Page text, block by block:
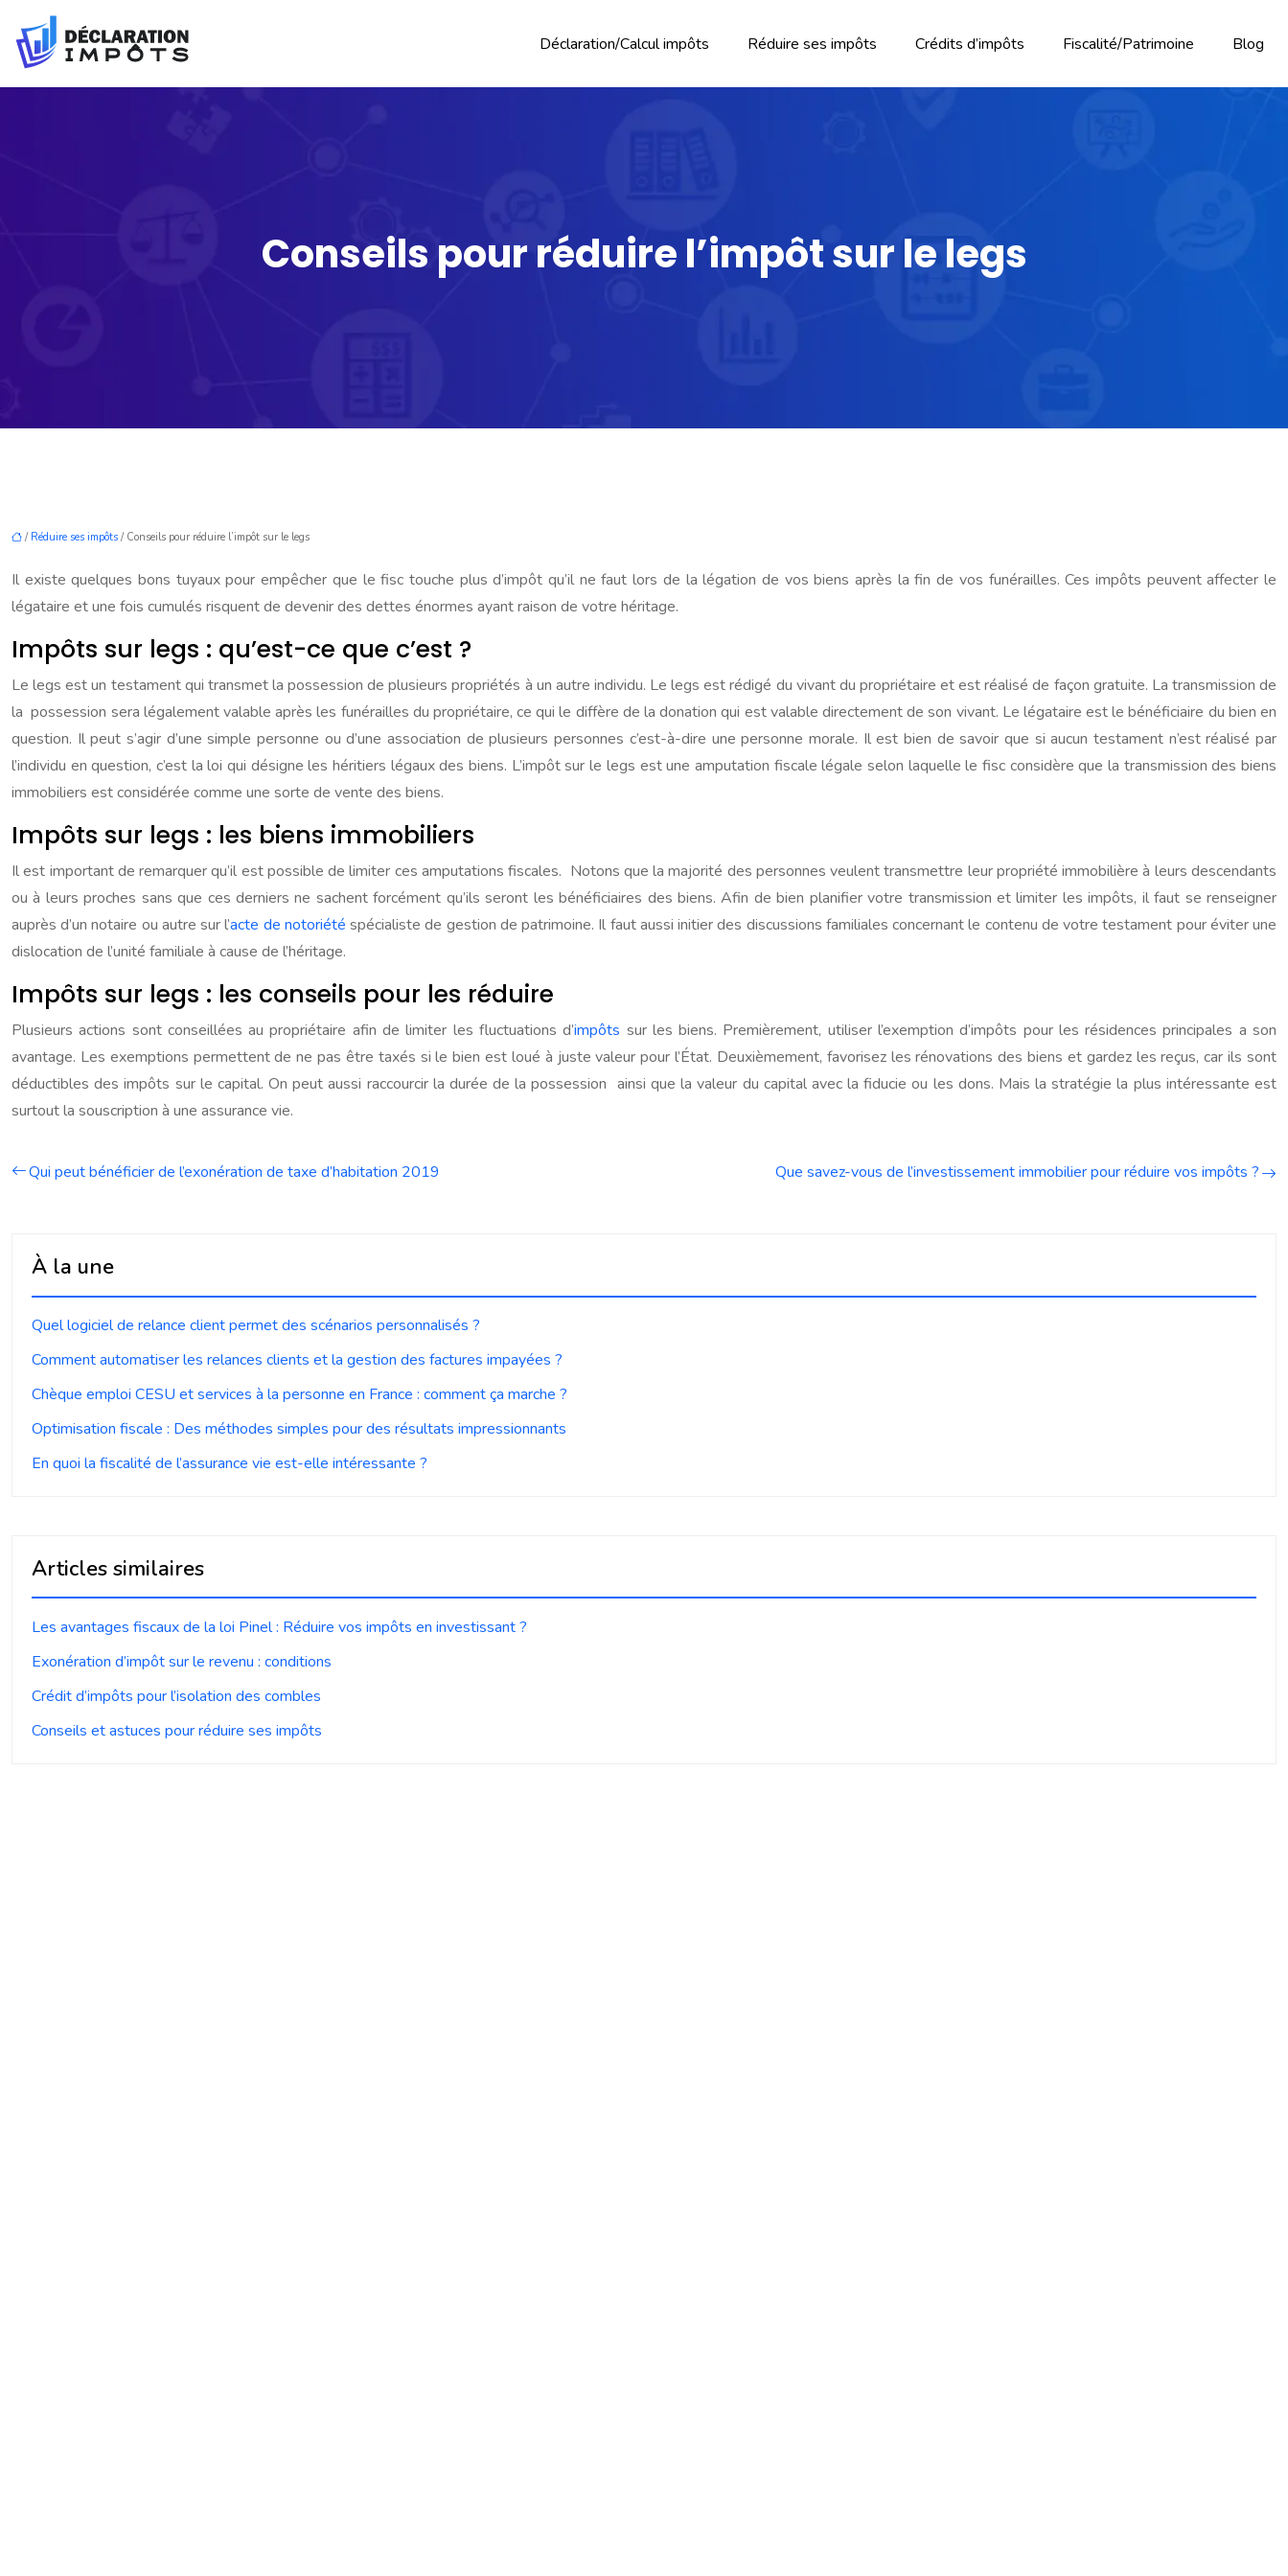
Déclaration/Calcul impôts Réduire ses impôts Crédits d’impôts Fiscalité/Patrimoine Blog
Conseils pour réduire l’impôt sur le legs
/ Réduire ses impôts / Conseils pour réduire l’impôt sur le legs
Il existe quelques bons tuyaux pour empêcher que le fisc touche plus d’impôt qu’il ne faut lors de la légation de vos biens après la fin de vos funérailles. Ces impôts peuvent affecter le
légataire et une fois cumulés risquent de devenir des dettes énormes ayant raison de votre héritage.
Impôts sur legs : qu’est-ce que c’est ?
Le legs est un testament qui transmet la possession de plusieurs propriétés à un autre individu. Le legs est rédigé du vivant du propriétaire et est réalisé de façon gratuite. La transmission de
la possession sera légalement valable après les funérailles du propriétaire, ce qui le diffère de la donation qui est valable directement de son vivant. Le légataire est le bénéficiaire du bien en
question. Il peut s’agir d’une simple personne ou d’une association de plusieurs personnes c’est-à-dire une personne morale. Il est bien de savoir que si aucun testament n’est réalisé par
l’individu en question, c’est la loi qui désigne les héritiers légaux des biens. L’impôt sur le legs est une amputation fiscale légale selon laquelle le fisc considère que la transmission des biens
immobiliers est considérée comme une sorte de vente des biens.
Impôts sur legs : les biens immobiliers
Il est important de remarquer qu’il est possible de limiter ces amputations fiscales. Notons que la majorité des personnes veulent transmettre leur propriété immobilière à leurs descendants
ou à leurs proches sans que ces derniers ne sachent forcément qu’ils seront les bénéficiaires des biens. Afin de bien planifier votre transmission et limiter les impôts, il faut se renseigner
auprès d’un notaire ou autre sur l’acte de notoriété spécialiste de gestion de patrimoine. Il faut aussi initier des discussions familiales concernant le contenu de votre testament pour éviter une
dislocation de l’unité familiale à cause de l’héritage.
Impôts sur legs : les conseils pour les réduire
Plusieurs actions sont conseillées au propriétaire afin de limiter les fluctuations d’impôts sur les biens. Premièrement, utiliser l’exemption d’impôts pour les résidences principales a son
avantage. Les exemptions permettent de ne pas être taxés si le bien est loué à juste valeur pour l’État. Deuxièmement, favorisez les rénovations des biens et gardez les reçus, car ils sont
déductibles des impôts sur le capital. On peut aussi raccourcir la durée de la possession ainsi que la valeur du capital avec la fiducie ou les dons. Mais la stratégie la plus intéressante est
surtout la souscription à une assurance vie.
Qui peut bénéficier de l’exonération de taxe d’habitation 2019 Que savez-vous de l’investissement immobilier pour réduire vos impôts ?
À la une
Quel logiciel de relance client permet des scénarios personnalisés ?
Comment automatiser les relances clients et la gestion des factures impayées ?
Chèque emploi CESU et services à la personne en France : comment ça marche ?
Optimisation fiscale : Des méthodes simples pour des résultats impressionnants
En quoi la fiscalité de l’assurance vie est-elle intéressante ?
Articles similaires
Les avantages fiscaux de la loi Pinel : Réduire vos impôts en investissant ?
Exonération d’impôt sur le revenu : conditions
Crédit d’impôts pour l’isolation des combles
Conseils et astuces pour réduire ses impôts